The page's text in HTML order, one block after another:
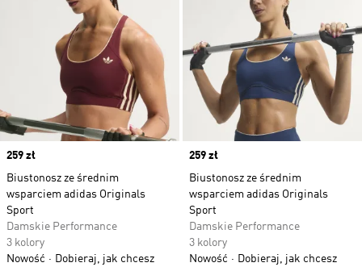
Price
259 zł
Biustonosz ze średnim
wsparciem adidas Originals
Sport
Damskie Performance
3 kolory
Nowość
Dobieraj, jak chcesz
Price
259 zł
Biustonosz ze średnim
wsparciem adidas Originals
Sport
Damskie Performance
3 kolory
Nowość
Dobieraj, jak chcesz